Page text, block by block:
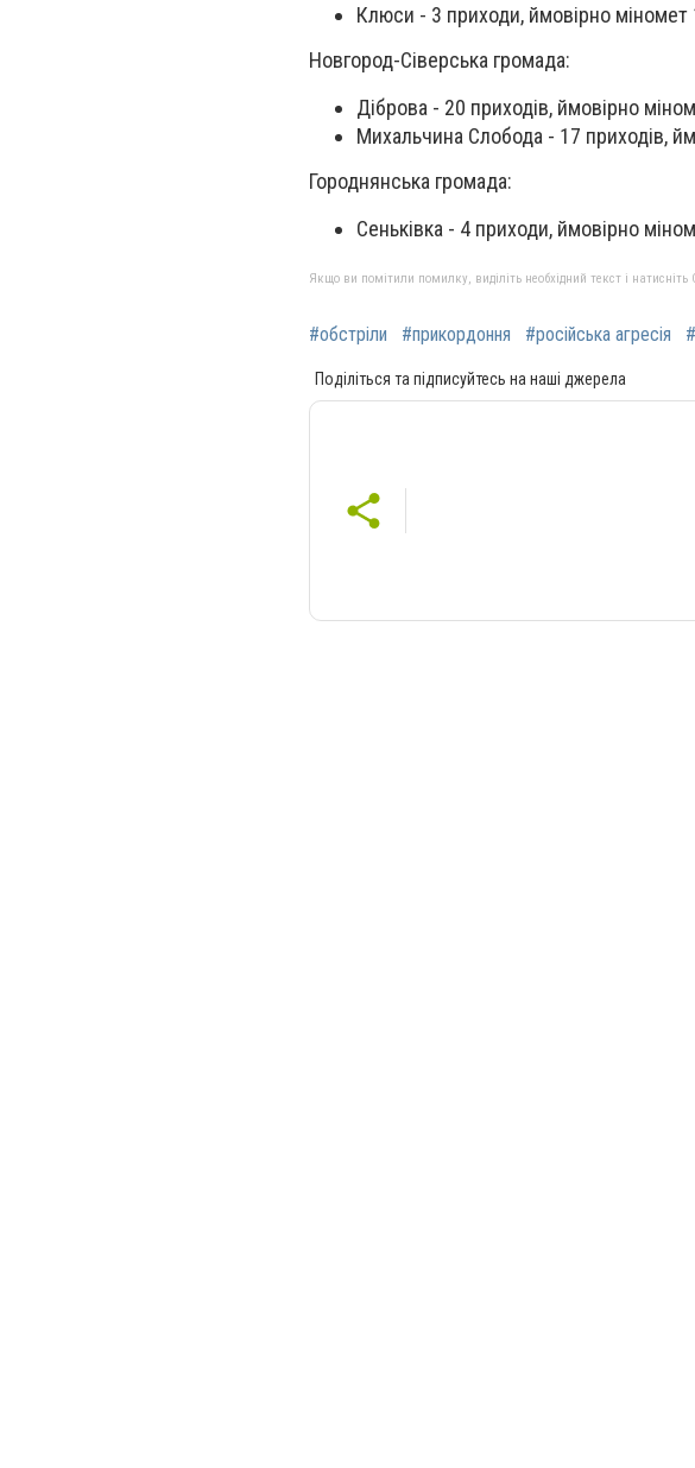
Клюси - 3 приходи, ймовірно
Новгород-Сіверська громада:
Діброва - 20 приходів, ймовірно
Михальчина Слобода - 17 приходів,
Городнянська громада:
Сеньківка - 4 приходи, ймовірно
Якщо ви помітили помилку, виділіть необхідний текст і
#обстріли #прикордоння #російська агресія
Поділіться та підписуйтесь на наші джерела